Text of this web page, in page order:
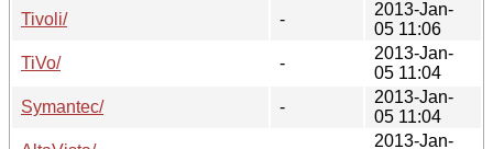
Tivoli/
-
2013-Jan-
05 11:06
TiVo/
-
2013-Jan-
05 11:04
Symantec/
-
2013-Jan-
05 11:04
2013-Jan-